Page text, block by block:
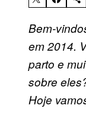
Bem-
em 2014.
parto e
sobre
Hoje